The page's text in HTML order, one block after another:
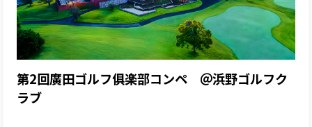
第2回廣田ゴルフ俱楽部コンペ ＠浜野ゴルフク
ラブ